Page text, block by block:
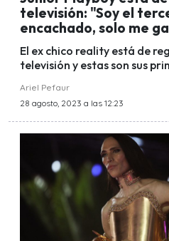
televisión: "Soy el
encachado, solo me
El ex chico reality está de
televisión y estas son sus
Ariel Pefaur
28 agosto, 2023 a las 12:23